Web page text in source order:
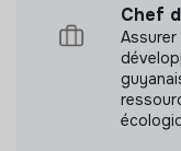
· Collaborer avec
traitement des
· Participer à la
sécurité liées au
des périphériques,
Mesure
Médecins sans
transmis de
Chef